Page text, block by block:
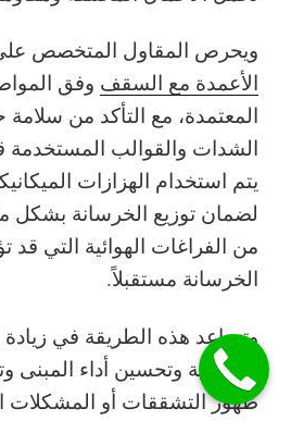
ويحرص المقاول المتخصص
الأعمدة مع السقف وفق
المعتمدة، مع التأكد من
الشدات والقوالب المستخدمة
يتم استخدام الهزازات
لضمان توزيع الخرسانة بشكل
من الفراغات الهوائية التي قد
الخرسانة مستقبلاً.
وتساعد هذه الطريقة في زيادة
الإنشائية وتحسين أداء المبنى
ظهور التشققات أو المشكلات